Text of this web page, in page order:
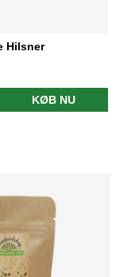
Hilsner
KØB NU